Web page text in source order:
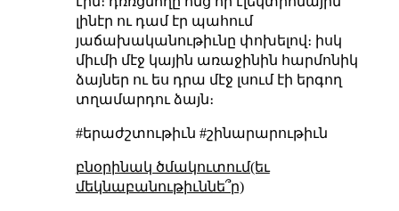
լինէր ու դամ էր պահում
յաճախականութիւնը փոխելով։ իսկ
միւմի մէջ կային առաջինին հարմոնիկ
ձայներ ու ես դրա մէջ լսում էի երգող
տղամարդու ձայն։
#երաժշտութիւն #շինարարութիւն
բնօրինակ ծմակուտում(եւ
մեկնաբանութիւննե՞ր)